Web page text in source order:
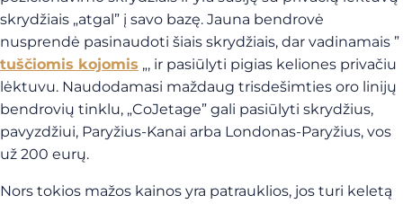
skrydžiais „atgal” į savo bazę. Jauna bendrovė
nusprendė pasinaudoti šiais skrydžiais, dar vadinamais ”
tuščiomis kojomis „, ir pasiūlyti pigias keliones privačiu
lėktuvu. Naudodamasi maždaug trisdešimties oro linijų
bendrovių tinklu, „CoJetage” gali pasiūlyti skrydžius,
pavyzdžiui, Paryžius-Kanai arba Londonas-Paryžius, vos
už 200 eurų.
Nors tokios mažos kainos yra patrauklios, jos turi keletą